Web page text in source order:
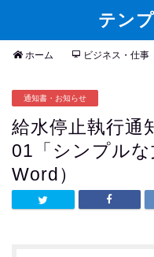
テン
ホーム ビジネス・仕事
通知書・お知らせ
給水停止執行通
01「シンプルな
Word）